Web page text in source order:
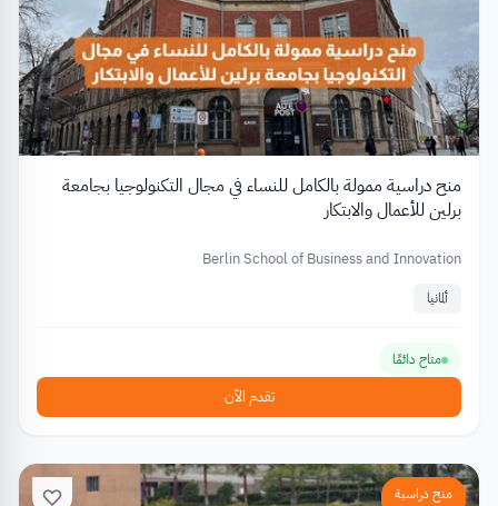
منح دراسية ممولة بالكامل للنساء في مجال التكنولوجيا بجامعة
برلين للأعمال والابتكار
Berlin School of Business and Innovation
ألمانيا
متاح دائمًا
تقدم الآن
منح دراسية